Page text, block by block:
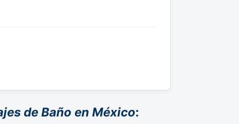
de Baño en México: